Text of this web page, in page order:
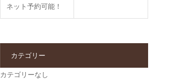
ネット予約可能！
カテゴリー
カテゴリーなし